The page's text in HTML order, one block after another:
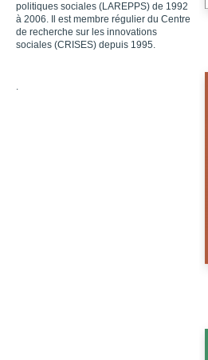
politiques sociales (LAREPPS) de 1992
à 2006. Il est membre régulier du Centre
de recherche sur les innovations
sociales (CRISES) depuis 1995.
.